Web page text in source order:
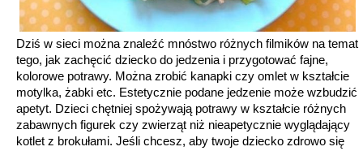
Dziś w sieci można znaleźć mnóstwo różnych filmików na temat
tego, jak zachęcić dziecko do jedzenia i przygotować fajne,
kolorowe potrawy. Można zrobić kanapki czy omlet w kształcie
motylka, żabki etc. Estetycznie podane jedzenie może wzbudzić
apetyt. Dzieci chętniej spożywają potrawy w kształcie różnych
zabawnych figurek czy zwierząt niż nieapetycznie wyglądający
kotlet z brokułami. Jeśli chcesz, aby twoje dziecko zdrowo się